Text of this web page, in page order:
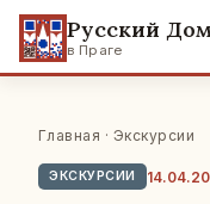
Русский
в Праге
Главная · Экскурсии
ЭКСКУРСИИ